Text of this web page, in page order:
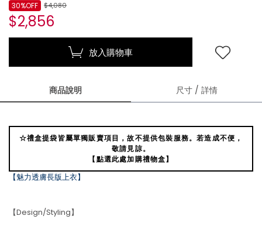
$4,080
$2,856
30%OFF
放入購物車
商品說明 尺寸 / 詳情
☆禮盒提袋皆屬單獨販賣項目，故不提供包裝服務。若造成不便，
敬請見諒。
【點選此處加購禮物盒】
【魅力透膚長版上衣】
【Design/Styling】